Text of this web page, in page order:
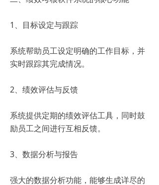
1、目标设定与跟踪
系统帮助员工设定明确的工作目标，并
实时跟踪其完成情况。
2、绩效评估与反馈
系统提供定期的绩效评估工具，同时鼓
励员工之间进行互相反馈。
3、数据分析与报告
强大的数据分析功能，能够生成详尽的